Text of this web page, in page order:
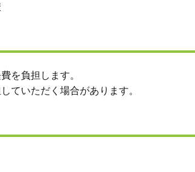
を負担します。
ていただく場合があります。